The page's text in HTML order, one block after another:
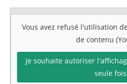
Vous avez refusé l'utilisation
de contenu
Je souhaite autoriser
seule fois